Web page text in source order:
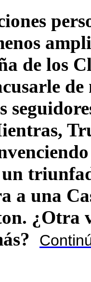
de los
un
a una
¿Otra